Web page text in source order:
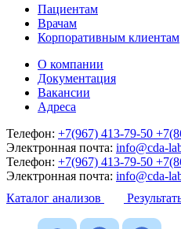
Пациентам
Врачам
Корпоративным клиентам
О компании
Документация
Вакансии
Адреса
Телефон: +7(967) 413-79-50
Электронная почта: info@cda-
Телефон: +7(967) 413-79-50
Электронная почта: info@cda-
Каталог анализов